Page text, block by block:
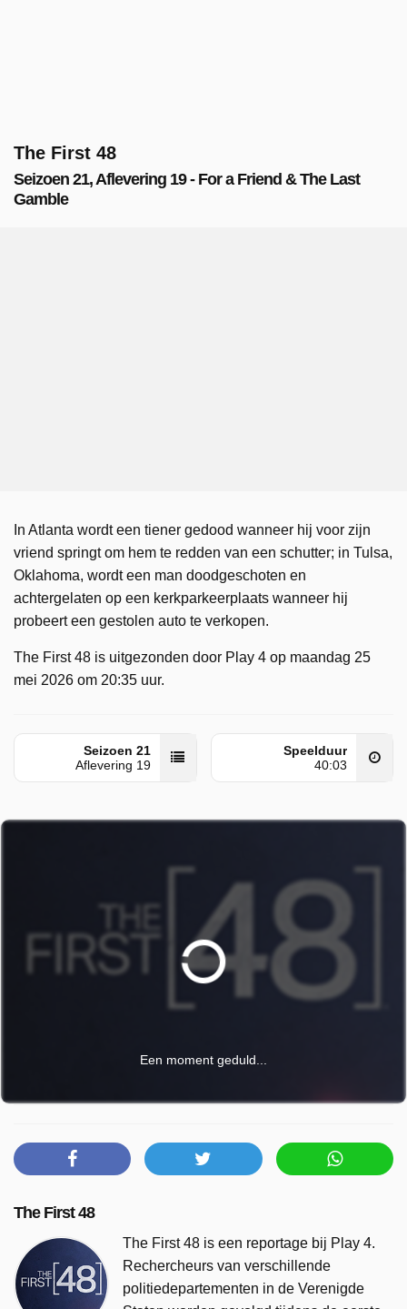
The First 48
Seizoen 21, Aflevering 19 - For a Friend & The Last
Gamble
In Atlanta wordt een tiener gedood wanneer hij voor zijn
vriend springt om hem te redden van een schutter; in Tulsa,
Oklahoma, wordt een man doodgeschoten en
achtergelaten op een kerkparkeerplaats wanneer hij
probeert een gestolen auto te verkopen.
The First 48 is uitgezonden door Play 4 op maandag 25
mei 2026 om 20:35 uur.
Seizoen 21
Aflevering 19
Speelduur
40:03
Een moment geduld...
The First 48
The First 48 is een reportage bij Play 4.
Rechercheurs van verschillende
politiedepartementen in de Verenigde